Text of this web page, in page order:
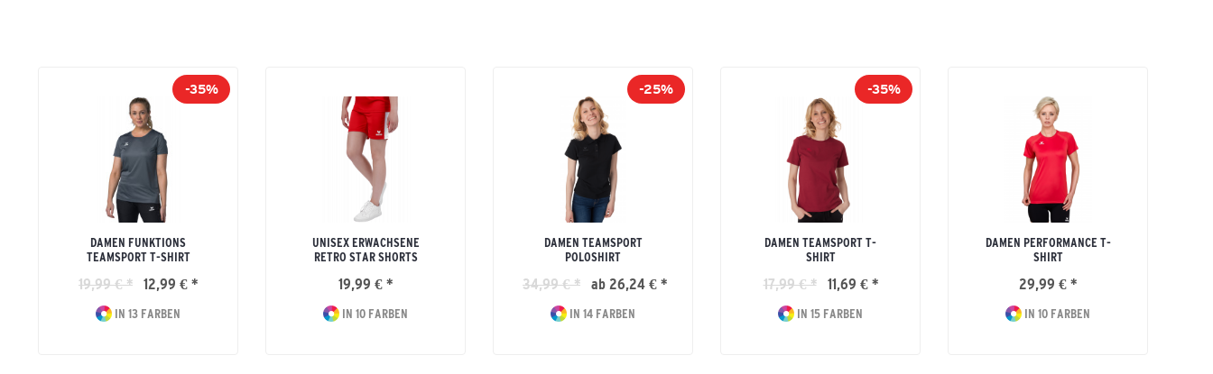
-35%
DAMEN FUNKTIONS
TEAMSPORT T-SHIRT
19,99 € * 12,99 € *
IN 13 FARBEN
UNISEX ERWACHSENE
RETRO STAR SHORTS
19,99 € *
IN 10 FARBEN
-25%
DAMEN TEAMSPORT
POLOSHIRT
34,99 € * ab 26,24 € *
IN 14 FARBEN
-35%
DAMEN TEAMSPORT T-
SHIRT
17,99 € * 11,69 € *
IN 15 FARBEN
DAMEN PERFORMANCE T-
SHIRT
29,99 € *
IN 10 FARBEN